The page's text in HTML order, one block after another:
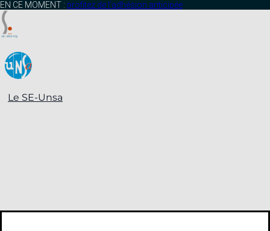
principal
EN CE MOMENT : profitez de l’adhésion anticipée
Le SE-Unsa